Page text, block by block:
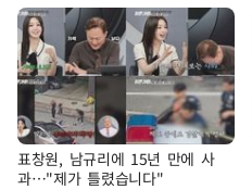
표창원, 남규리에 15년 만에 사
과…"제가 틀렸습니다"